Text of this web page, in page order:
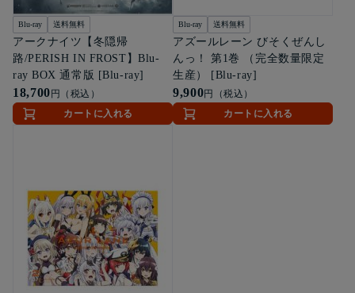
Blu-ray 送料無料
アークナイツ【冬隠帰
路/PERISH IN FROST】Blu-
ray BOX 通常版 [Blu-ray]
18,700 円（税込）
カートに入れる
Blu-ray 送料無料
アズールレーン びそくぜんし
んっ！ 第1巻 （完全数量限定
生産） [Blu-ray]
9,900円（税込）
カートに入れる